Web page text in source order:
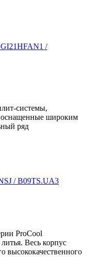
/
системы,
оснащенные широким
ряд
/ B09TS.UA3
ProCool
Весь корпус
высококачественного